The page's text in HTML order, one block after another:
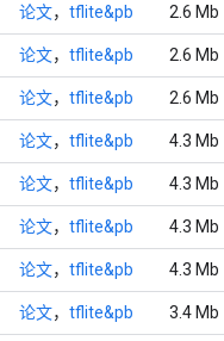
论文， tflite&pb 2.6 Mb
论文， tflite&pb 2.6 Mb
论文， tflite&pb 2.6 Mb
论文， tflite&pb 4.3 Mb
论文， tflite&pb 4.3 Mb
论文， tflite&pb 4.3 Mb
论文， tflite&pb 4.3 Mb
论文， tflite&pb 3.4 Mb